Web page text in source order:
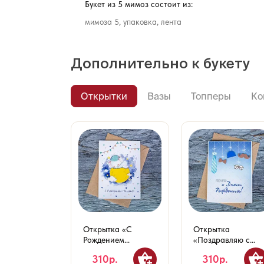
Букет из 5 мимоз состоит из:
мимоза 5, упаковка, лента
Дополнительно к букету
Открытки Вазы Топперы
Открытка «С
Рождением
310р.
Открытка
«Поздравляю с
Днем Рождения!»
310р.